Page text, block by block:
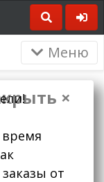
Меню
×
от